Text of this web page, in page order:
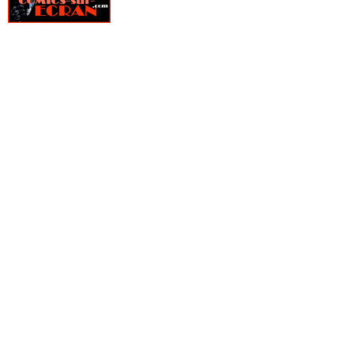
» Marvel Universe (Vol 3)
» Marvel Universe (Vol 4)